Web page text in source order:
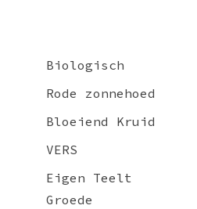
Biologisch
Rode zonnehoed
Bloeiend Kruid
VERS
Eigen Teelt
Groede